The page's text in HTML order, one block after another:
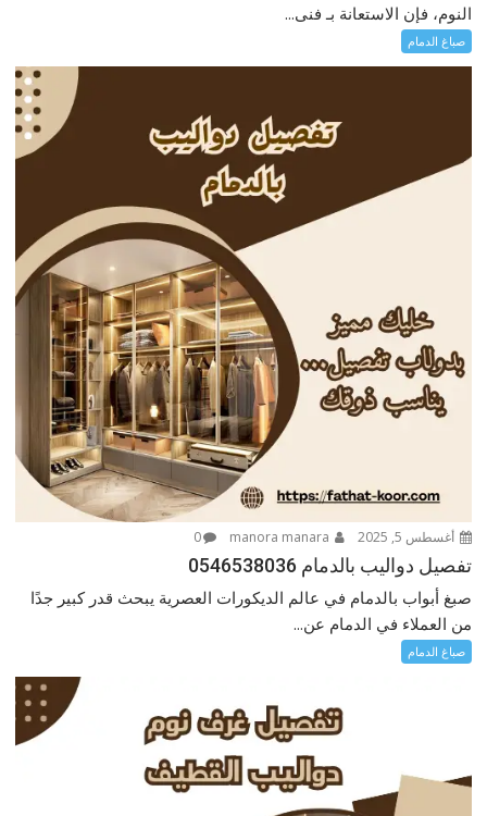
النوم، فإن الاستعانة بـ فنى...
صباغ الدمام
أغسطس 5, 2025 0
تفصيل دواليب بالدمام 0546538036
صبغ أبواب بالدمام في عالم الديكورات العصرية يبحث قدر كبير جدًا
من العملاء في الدمام عن...
صباغ الدمام